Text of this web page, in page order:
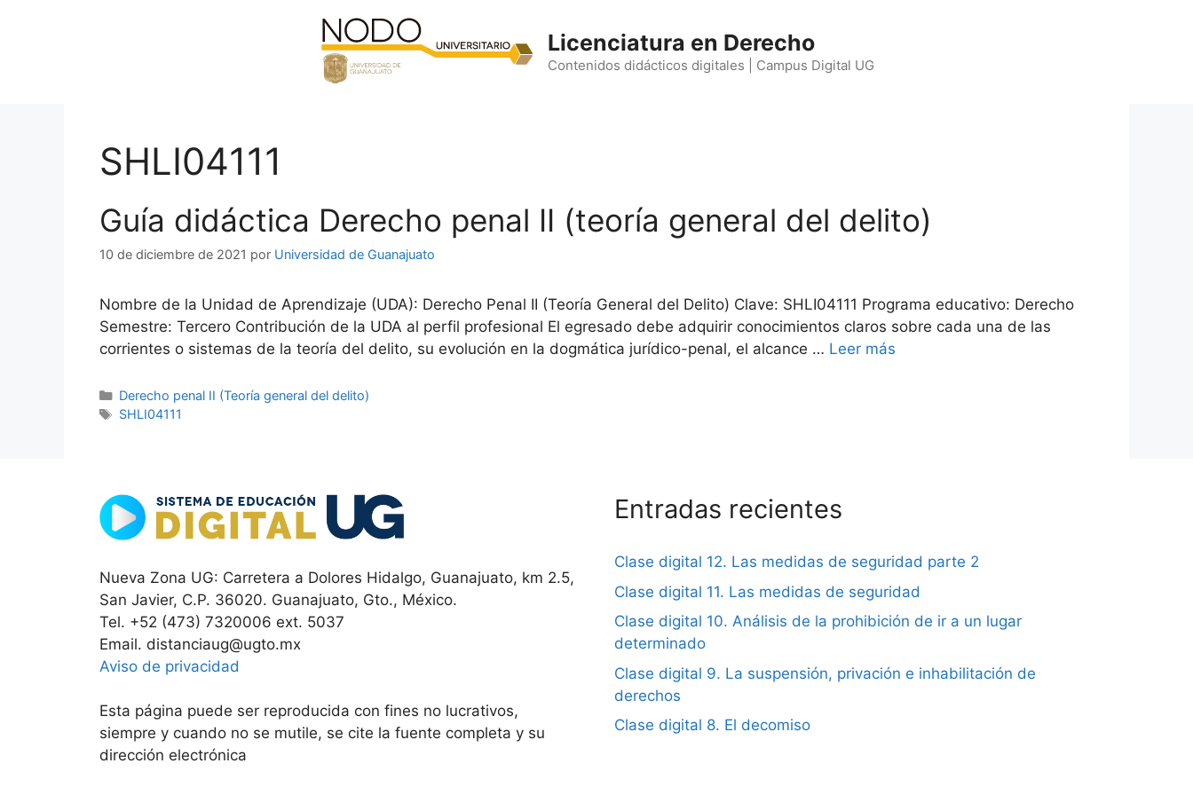
Licenciatura en Derecho
Contenidos didácticos digitales | Campus Digital UG
SHLI04111
Guía didáctica Derecho penal II (teoría general del delito)
10 de diciembre de 2021 por Universidad de Guanajuato
Nombre de la Unidad de Aprendizaje (UDA): Derecho Penal II (Teoría General del Delito) Clave: SHLI04111 Programa educativo: Derecho
Semestre: Tercero Contribución de la UDA al perfil profesional El egresado debe adquirir conocimientos claros sobre cada una de las
corrientes o sistemas de la teoría del delito, su evolución en la dogmática jurídico-penal, el alcance … Leer más
Categorías
Derecho penal II (Teoría general del delito)
Etiquetas
SHLI04111
Nueva Zona UG: Carretera a Dolores Hidalgo, Guanajuato, km 2.5,
San Javier, C.P. 36020. Guanajuato, Gto., México.
Tel. +52 (473) 7320006 ext. 5037
Email. distanciaug@ugto.mx
Aviso de privacidad
Esta página puede ser reproducida con fines no lucrativos,
siempre y cuando no se mutile, se cite la fuente completa y su
dirección electrónica
Entradas recientes
Clase digital 12. Las medidas de seguridad parte 2
Clase digital 11. Las medidas de seguridad
Clase digital 10. Análisis de la prohibición de ir a un lugar
determinado
Clase digital 9. La suspensión, privación e inhabilitación de
derechos
Clase digital 8. El decomiso